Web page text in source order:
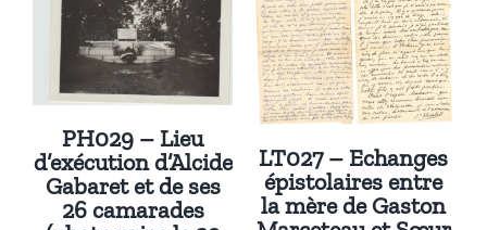
PH029 – Lieu
d’exécution d’Alcide
Gabaret et de ses
26 camarades
LT027 – Echanges
épistolaires entre
la mère de Gaston